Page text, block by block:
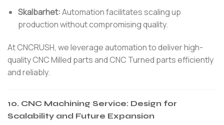
Skalbarhet:Automation facilitates scaling up
production without compromising quality.
At CNCRUSH, we leverage automation to deliver high-
quality CNC Milled parts and CNC Turned parts efficiently
and reliably.
10. CNC Machining Service: Design for
Scalability and Future Expansion